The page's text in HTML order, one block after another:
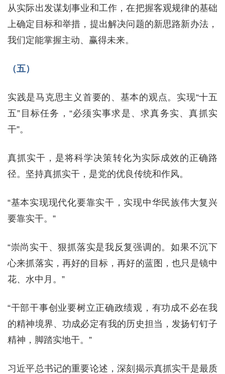
从实际出发谋划事业和工作，在把握客观规律的基础
上确定目标和举措，提出解决问题的新思路新办法，
我们定能掌握主动、赢得未来。
（五）
实践是马克思主义首要的、基本的观点。实现“十五
五”目标任务，“必须实事求是、求真务实、真抓实
干”。
真抓实干，是将科学决策转化为实际成效的正确路
径。坚持真抓实干，是党的优良传统和作风。
“基本实现现代化要靠实干，实现中华民族伟大复兴
要靠实干。”
“崇尚实干、狠抓落实是我反复强调的。如果不沉下
心来抓落实，再好的目标，再好的蓝图，也只是镜中
花、水中月。”
“干部干事创业要树立正确政绩观，有功成不必在我
的精神境界、功成必定有我的历史担当，发扬钉钉子
精神，脚踏实地干。”
习近平总书记的重要论述，深刻揭示真抓实干是最质